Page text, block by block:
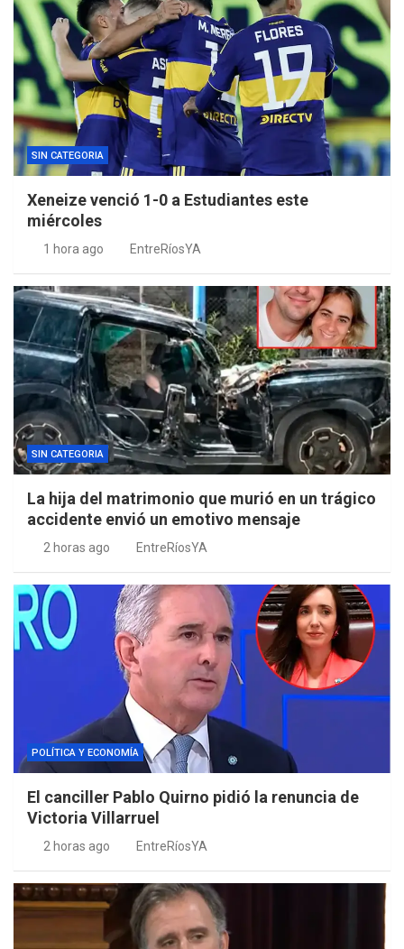
SIN CATEGORIA
Xeneize venció 1-0 a Estudiantes este
miércoles
1 hora ago EntreRíosYA
SIN CATEGORIA
La hija del matrimonio que murió en un trágico
accidente envió un emotivo mensaje
2 horas ago EntreRíosYA
POLÍTICA Y ECONOMÍA
El canciller Pablo Quirno pidió la renuncia de
Victoria Villarruel
2 horas ago EntreRíosYA